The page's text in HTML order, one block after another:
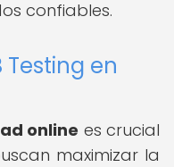
confiables.
en
online es crucial
maximizar la